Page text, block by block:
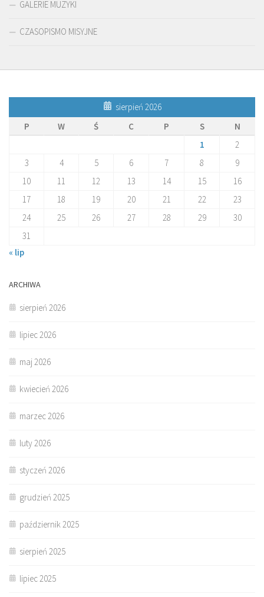
GALERIE MUZYKI
CZASOPISMO MISYJNE
sierpień 2026
P
W Ś C P S
N
1
2
3
4 5 6 7 8
9
10
11 12 13 14 15
16
17
18 19 20 21 22
23
24
25 26 27 28 29
30
31
« lip
ARCHIWA
sierpień 2026
lipiec 2026
maj 2026
kwiecień 2026
marzec 2026
luty 2026
styczeń 2026
grudzień 2025
październik 2025
sierpień 2025
lipiec 2025